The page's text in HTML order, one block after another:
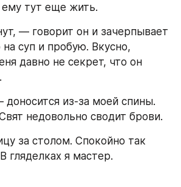
ему тут еще жить.
— говорит он и зачерпывает
суп и пробую. Вкусно,
давно не секрет, что он
из-за моей спины.
недовольно сводит брови.
за столом. Спокойно так
гляделках я мастер.